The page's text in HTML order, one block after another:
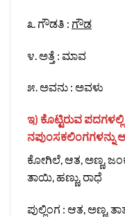
೩. ಗೌಡತಿ : ಗೌಡ
೪. ಅತ್ತೆ : ಮಾವ
೫. ಅವನು : ಅವಳು
ಇ) ಕೊಟ್ಟಿರುವ ಪದಗಳಲ್ಲಿ
ಕೋಗಿಲೆ, ಆತ, ಅಣ್ಣ,
ತಾಯಿ, ಹಣ್ಣು, ರಾಧೆ
ಪುಲ್ಲಿಂಗ : ಆತ, ಅಣ್ಣ,